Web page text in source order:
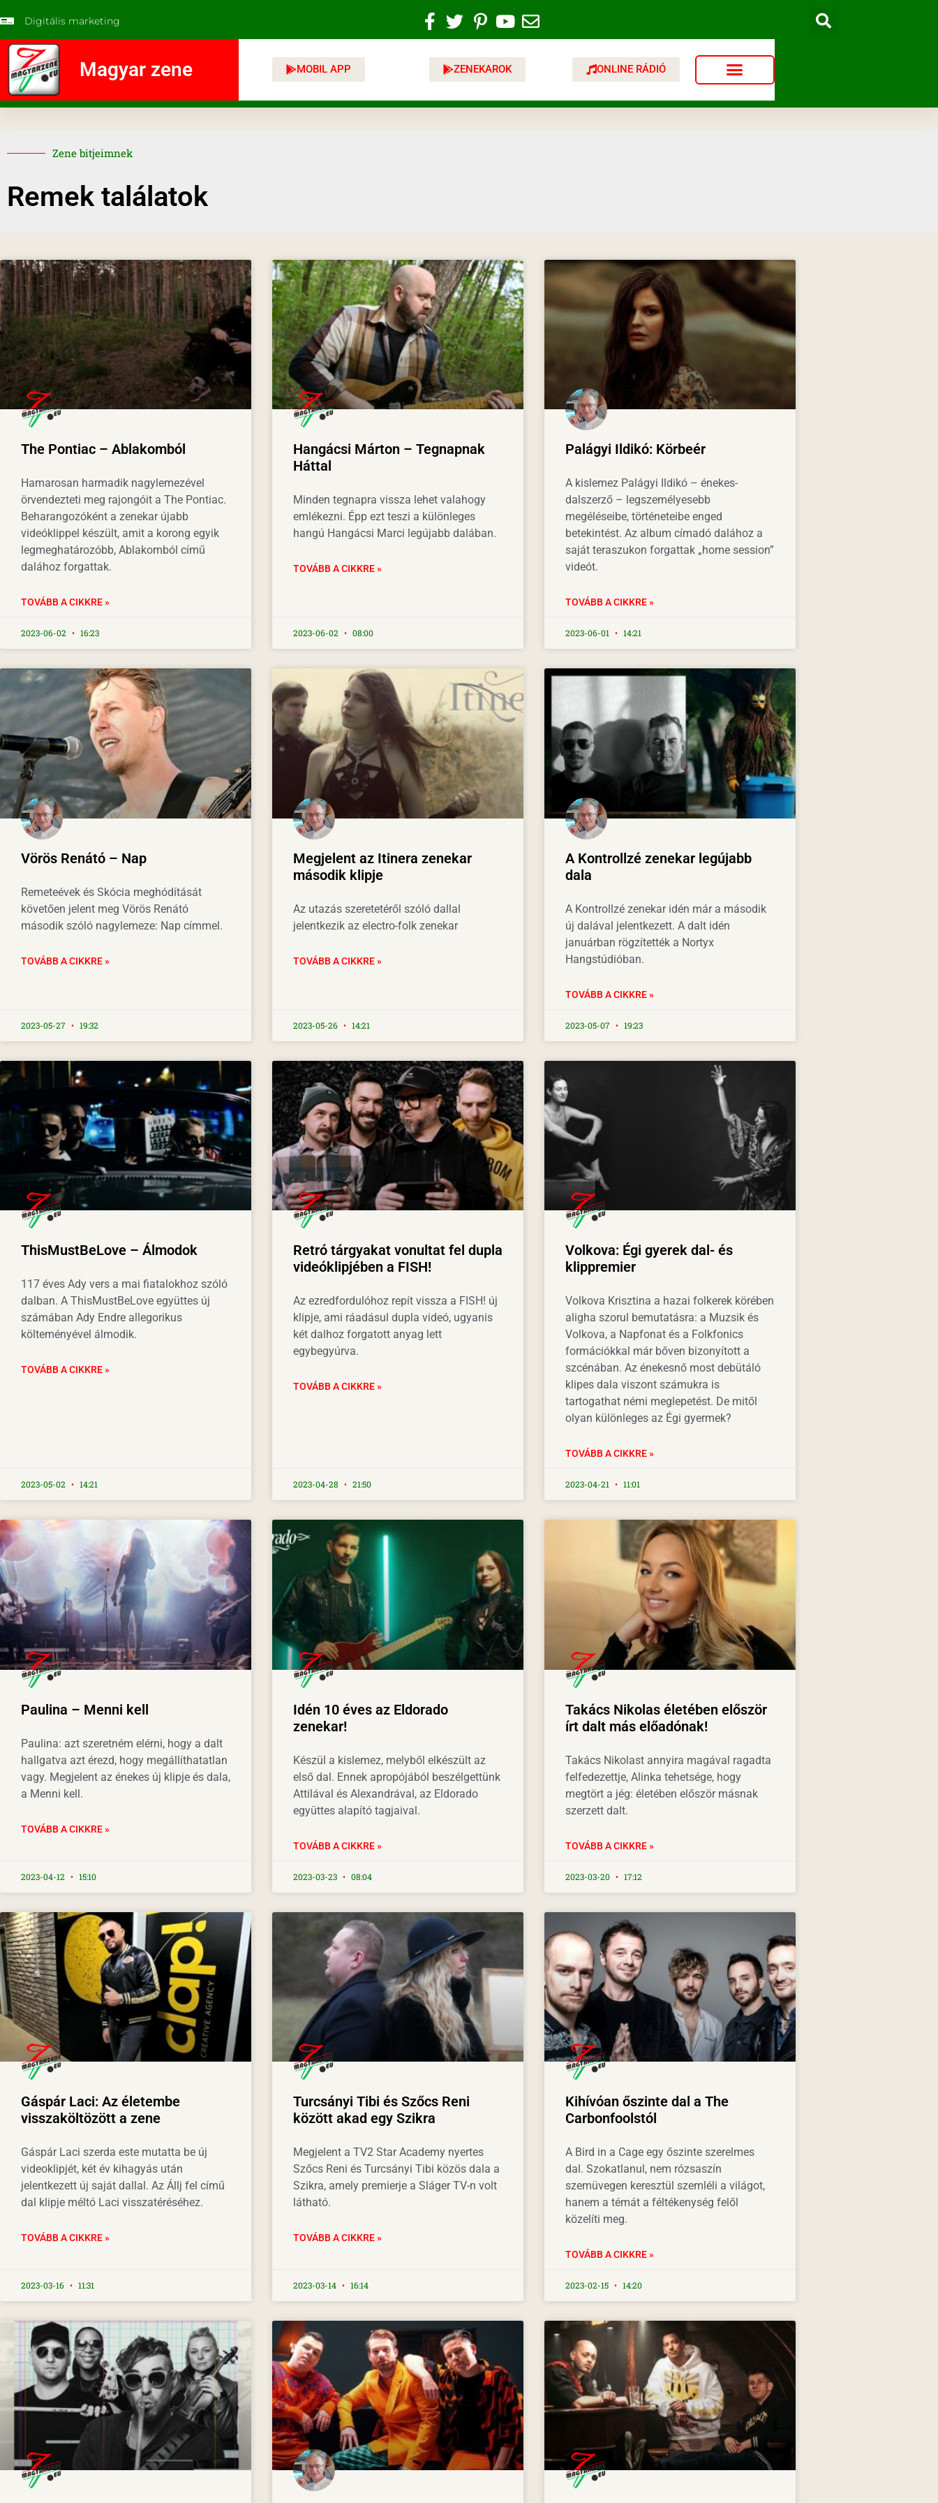
Digitális marketing
Magyar zene MOBIL APP ZENEKAROK ONLINE RÁDIÓ
Zene bitjeimnek
Remek találatok
The Pontiac – Ablakomból
Hamarosan harmadik nagylemezével
örvendezteti meg rajongóit a The Pontiac.
Beharangozóként a zenekar újabb
videóklippel készült, amit a korong egyik
legmeghatározóbb, Ablakomból című
dalához forgattak.
TOVÁBB A CIKKRE »
2023-06-02 16:23
Hangácsi Márton – Tegnapnak
Háttal
Minden tegnapra vissza lehet valahogy
emlékezni. Épp ezt teszi a különleges
hangú Hangácsi Marci legújabb dalában.
TOVÁBB A CIKKRE »
2023-06-02 08:00
Palágyi Ildikó: Körbeér
A kislemez Palágyi Ildikó – énekes-
dalszerző – legszemélyesebb
megéléseibe, történeteibe enged
betekintést. Az album címadó dalához a
saját teraszukon forgattak „home session”
videót.
TOVÁBB A CIKKRE »
2023-06-01 14:21
Vörös Renátó – Nap
Remeteévek és Skócia meghódítását
követően jelent meg Vörös Renátó
második szóló nagylemeze: Nap címmel.
TOVÁBB A CIKKRE »
2023-05-27 19:32
Megjelent az Itinera zenekar
második klipje
Az utazás szeretetéről szóló dallal
jelentkezik az electro-folk zenekar
TOVÁBB A CIKKRE »
2023-05-26 14:21
A Kontrollzé zenekar legújabb
dala
A Kontrollzé zenekar idén már a második
új dalával jelentkezett. A dalt idén
januárban rögzítették a Nortyx
Hangstúdióban.
TOVÁBB A CIKKRE »
2023-05-07 19:23
ThisMustBeLove – Álmodok
117 éves Ady vers a mai fiatalokhoz szóló
dalban. A ThisMustBeLove együttes új
számában Ady Endre allegorikus
költeményével álmodik.
TOVÁBB A CIKKRE »
2023-05-02 14:21
Retró tárgyakat vonultat fel dupla
videóklipjében a FISH!
Az ezredfordulóhoz repít vissza a FISH! új
klipje, ami ráadásul dupla videó, ugyanis
két dalhoz forgatott anyag lett
egybegyúrva.
TOVÁBB A CIKKRE »
2023-04-28 21:50
Volkova: Égi gyerek dal- és
klippremier
Volkova Krisztina a hazai folkerek körében
aligha szorul bemutatásra: a Muzsik és
Volkova, a Napfonat és a Folkfonics
formációkkal már bőven bizonyított a
szcénában. Az énekesnő most debütáló
klipes dala viszont számukra is
tartogathat némi meglepetést. De mitől
olyan különleges az Égi gyermek?
TOVÁBB A CIKKRE »
2023-04-21 11:01
Paulina – Menni kell
Paulina: azt szeretném elérni, hogy a dalt
hallgatva azt érezd, hogy megállíthatatlan
vagy. Megjelent az énekes új klipje és dala,
a Menni kell.
TOVÁBB A CIKKRE »
2023-04-12 15:10
Idén 10 éves az Eldorado
zenekar!
Készül a kislemez, melyből elkészült az
első dal. Ennek apropójából beszélgettünk
Attilával és Alexandrával, az Eldorado
együttes alapító tagjaival.
TOVÁBB A CIKKRE »
2023-03-23 08:04
Takács Nikolas életében először
írt dalt más előadónak!
Takács Nikolast annyira magával ragadta
felfedezettje, Alinka tehetsége, hogy
megtört a jég: életében először másnak
szerzett dalt.
TOVÁBB A CIKKRE »
2023-03-20 17:12
Gáspár Laci: Az életembe
visszaköltözött a zene
Gáspár Laci szerda este mutatta be új
videoklipjét, két év kihagyás után
jelentkezett új saját dallal. Az Állj fel című
dal klipje méltó Laci visszatéréséhez.
TOVÁBB A CIKKRE »
2023-03-16 11:31
Turcsányi Tibi és Szőcs Reni
között akad egy Szikra
Megjelent a TV2 Star Academy nyertes
Szőcs Reni és Turcsányi Tibi közös dala a
Szikra, amely premierje a Sláger TV-n volt
látható.
TOVÁBB A CIKKRE »
2023-03-14 16:14
Kihívóan őszinte dal a The
Carbonfoolstól
A Bird in a Cage egy őszinte szerelmes
dal. Szokatlanul, nem rózsaszín
szemüvegen keresztül szemléli a világot,
hanem a témát a féltékenység felől
közelíti meg.
TOVÁBB A CIKKRE »
2023-02-15 14:20